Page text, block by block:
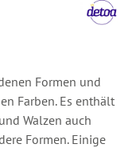
Formen und
Farben. Es enthält
Walzen auch
Formen. Einige